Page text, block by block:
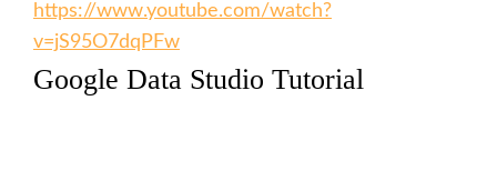
https://www.youtube.com/watch?
v=jS95O7dqPFw
Google Data Studio Tutorial